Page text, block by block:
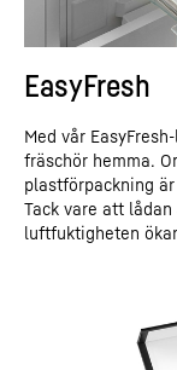
EasyFresh
Med vår
fräschör hemma.
plastförpackning
Tack vare att
luftfuktigheten